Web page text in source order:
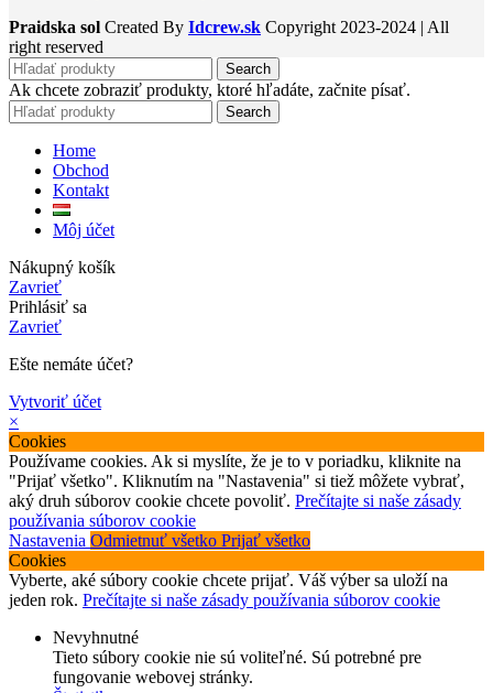
Praidska sol Created By Idcrew.sk Copyright 2023-2024 | All
right reserved
Search
Ak chcete zobraziť produkty, ktoré hľadáte, začnite písať.
Search
Home
Obchod
Kontakt
Môj účet
Nákupný košík
Zavrieť
Prihlásiť sa
Zavrieť
Ešte nemáte účet?
Vytvoriť účet
×
Cookies
Používame cookies. Ak si myslíte, že je to v poriadku, kliknite na
"Prijať všetko". Kliknutím na "Nastavenia" si tiež môžete vybrať,
aký druh súborov cookie chcete povoliť. Prečítajte si naše zásady
používania súborov cookie
Nastavenia Odmietnuť všetko Prijať všetko
Cookies
Vyberte, aké súbory cookie chcete prijať. Váš výber sa uloží na
jeden rok. Prečítajte si naše zásady používania súborov cookie
Nevyhnutné
Tieto súbory cookie nie sú voliteľné. Sú potrebné pre
fungovanie webovej stránky.